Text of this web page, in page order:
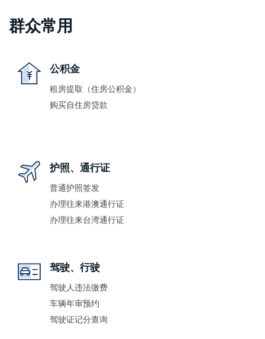
群众常用
公积金
租房提取（住房公积金）
购买自住房贷款
护照、通行证
普通护照签发
办理往来港澳通行证
办理往来台湾通行证
驾驶、行驶
驾驶人违法缴费
车辆年审预约
驾驶证记分查询